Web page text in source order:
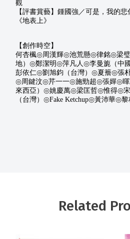
觀
【評書賞藝】鍾國強／可是，我的
《地表上》
【創作時空】
何杏楓◎周漢輝◎池荒懸◎律銘◎梁
地） ◎鄭潔明◎萍凡人◎李曼旎（中
彭依仁◎劉旭鈞（台灣） ◎夏簷◎張
◎周鍵汶◎芹一一◎施勁超◎張嬋◎
來西亞） ◎姚慶萬◎梁匡哲◎惟得◎
（台灣） ◎Fake Ketchup◎黃沛華◎黎
Related